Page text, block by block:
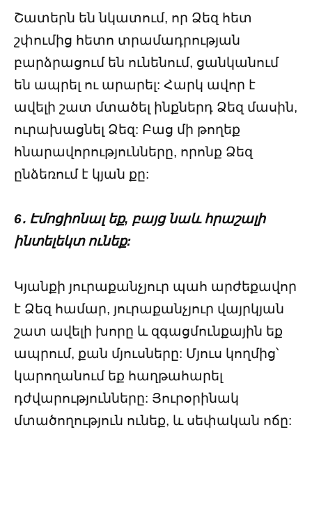
Շատերն են նկատում, որ Ձեզ հետ
շփումից հետո տրամադրության
բարձրացում են ունենում, ցանկանում
են ապրել ու արարել: Հարկ ավոր է
ավելի շատ մտածել ինքներդ Ձեզ մասին,
ուրախացնել Ձեզ: Բաց մի թողեք
հնարավորությունները, որոնք Ձեզ
ընձեռում է կյան քը:
6․ Էմոցիոնալ եք, բայց նաև հրաշալի
ինտելեկտ ունեք:
Կյանքի յուրաքանչյուր պահ արժեքավոր
է Ձեզ համար, յուրաքանչյուր վայրկյան
շատ ավելի խորը և զգացմունքային եք
ապրում, քան մյուսները: Մյուս կողմից՝
կարողանում եք հաղթահարել
դժվարությունները: Յուրօրինակ
մտածողություն ունեք, և սեփական ոճը: